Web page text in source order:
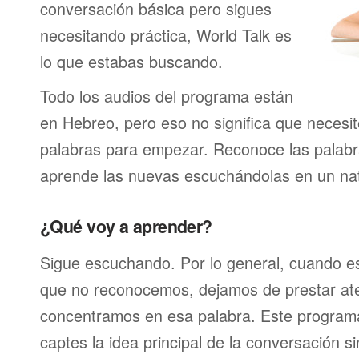
conversación básica pero sigues
necesitando práctica, World Talk es
lo que estabas buscando.
Todo los audios del programa están
en Hebreo, pero eso no significa que
palabras para empezar. Reconoce las
aprende las nuevas escuchándolas en un
¿Qué voy a aprender?
Sigue escuchando. Por lo general, cuando
que no reconocemos, dejamos de prestar
concentramos en esa palabra. Este
captes la idea principal de la conversación